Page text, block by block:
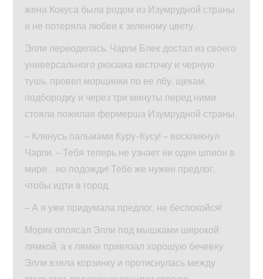
жена Кокуса была родом из Изумрудной страны
и не потеряла любви к зеленому цвету.
Элли переоделась. Чарли Блек достал из своего
универсального рюкзака кисточку и черную
тушь, провел морщинки по ее лбу, щекам,
подбородку и через три минуты перед ними
стояла пожилая фермерша Изумрудной страны.
– Клянусь пальмами Куру-Кусу! – воскликнул
Чарли. – Тебя теперь не узнает ни один шпион в
мире… но подожди! Тебе же нужен предлог,
чтобы идти в город.
– А я уже придумала предлог, не беспокойся!
Моряк опоясал Элли под мышками широкой
лямкой, а к лямке привязал хорошую бечевку.
Элли взяла корзинку и протиснулась между